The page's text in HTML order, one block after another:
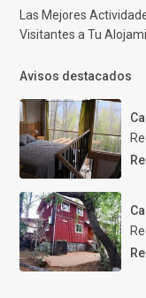
Las Mejores
Visitantes a Tu
Avisos destacados